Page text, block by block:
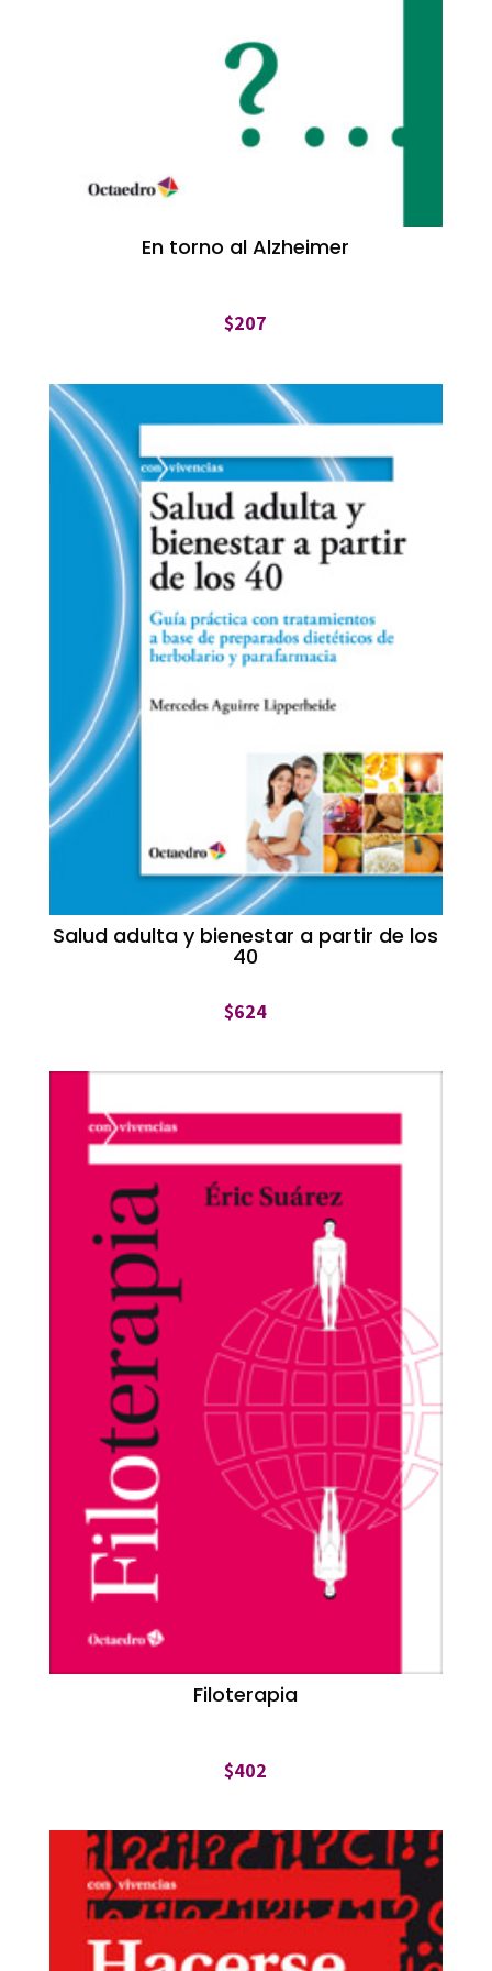
En torno al Alzheimer
$207
Salud adulta y bienestar a partir de los
40
$624
Filoterapia
$402